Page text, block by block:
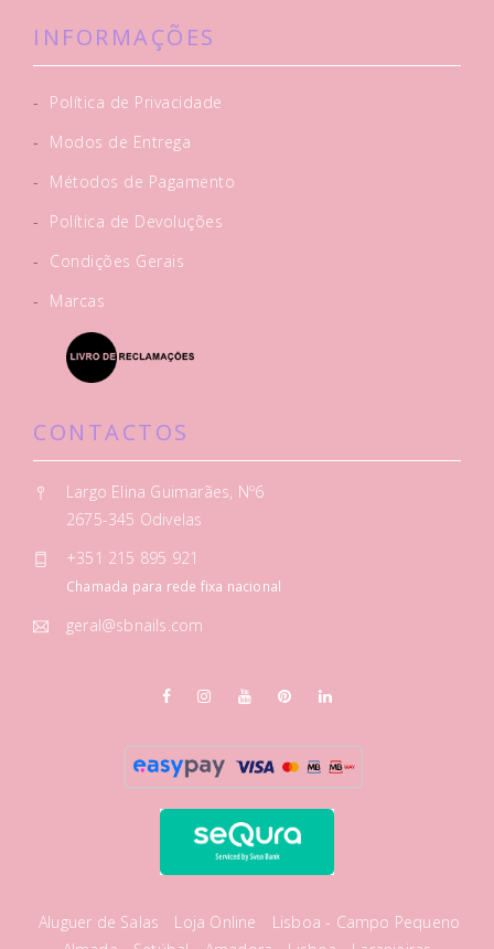
INFORMAÇÕES
-
Política de Privacidade
-
Modos de Entrega
-
Métodos de Pagamento
-
Política de Devoluções
-
Condições Gerais
-
Marcas
CONTACTOS
Largo Elina Guimarães, Nº6
2675-345 Odivelas
+351 215 895 921
Chamada para rede fixa nacional
geral@sbnails.com
Aluguer de Salas Loja Online
Lisboa - Campo Pequeno